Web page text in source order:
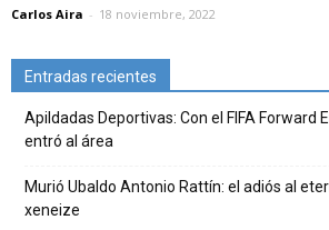
Carlos Aira - 18 noviembre, 2022
Entradas recientes
Apildadas Deportivas: Con el FIFA Forward
entró al área
Murió Ubaldo Antonio Rattín: el adiós al
xeneize